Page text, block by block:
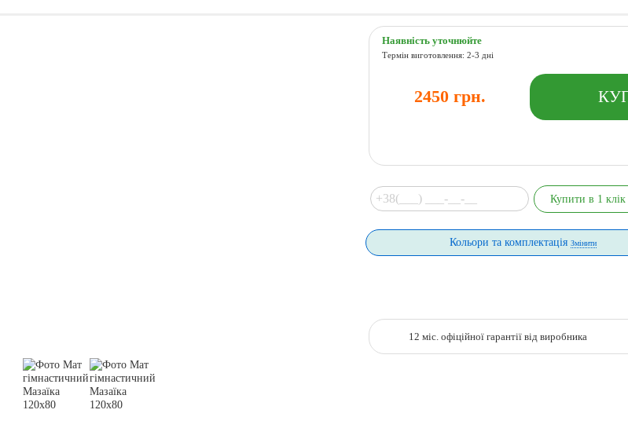
Наявність уточнюйте
Термін виготовлення: 2-3 дні
2450 грн.
Кольори та комплектація Змінити
12 міс. офіційної гарантії від виробника